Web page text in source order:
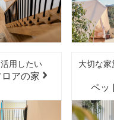
モデルハウス
市 モデルハウス OPEN！
市 モデルハウス OPEN！
市 住まいのギャラリー高松
用したい
アの家
大切な家
ペッ